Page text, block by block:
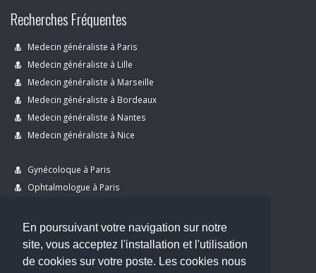
En poursuivant votre navigation sur notre
site, vous acceptez l'installation et l'utilisation
de cookies sur votre poste. Les cookies nous
Recherches Fréquentes
Medecin généraliste à Paris
Medecin généraliste à Lille
Medecin généraliste à Marseille
Medecin généraliste à Bordeaux
Medecin généraliste à Nantes
Medecin généraliste à Nice
Gynécoloque à Paris
Ophtalmologue à Paris
Dentiste à Paris